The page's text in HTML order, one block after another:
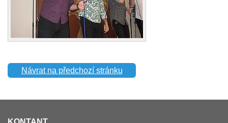
Návrat na předchozí stránku